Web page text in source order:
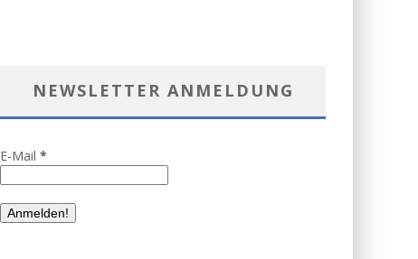
NEWSLETTER ANMELDUNG
E-Mail *